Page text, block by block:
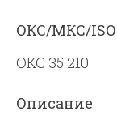
ОКС/МКС/ISO
ОКС 35.210
Описание